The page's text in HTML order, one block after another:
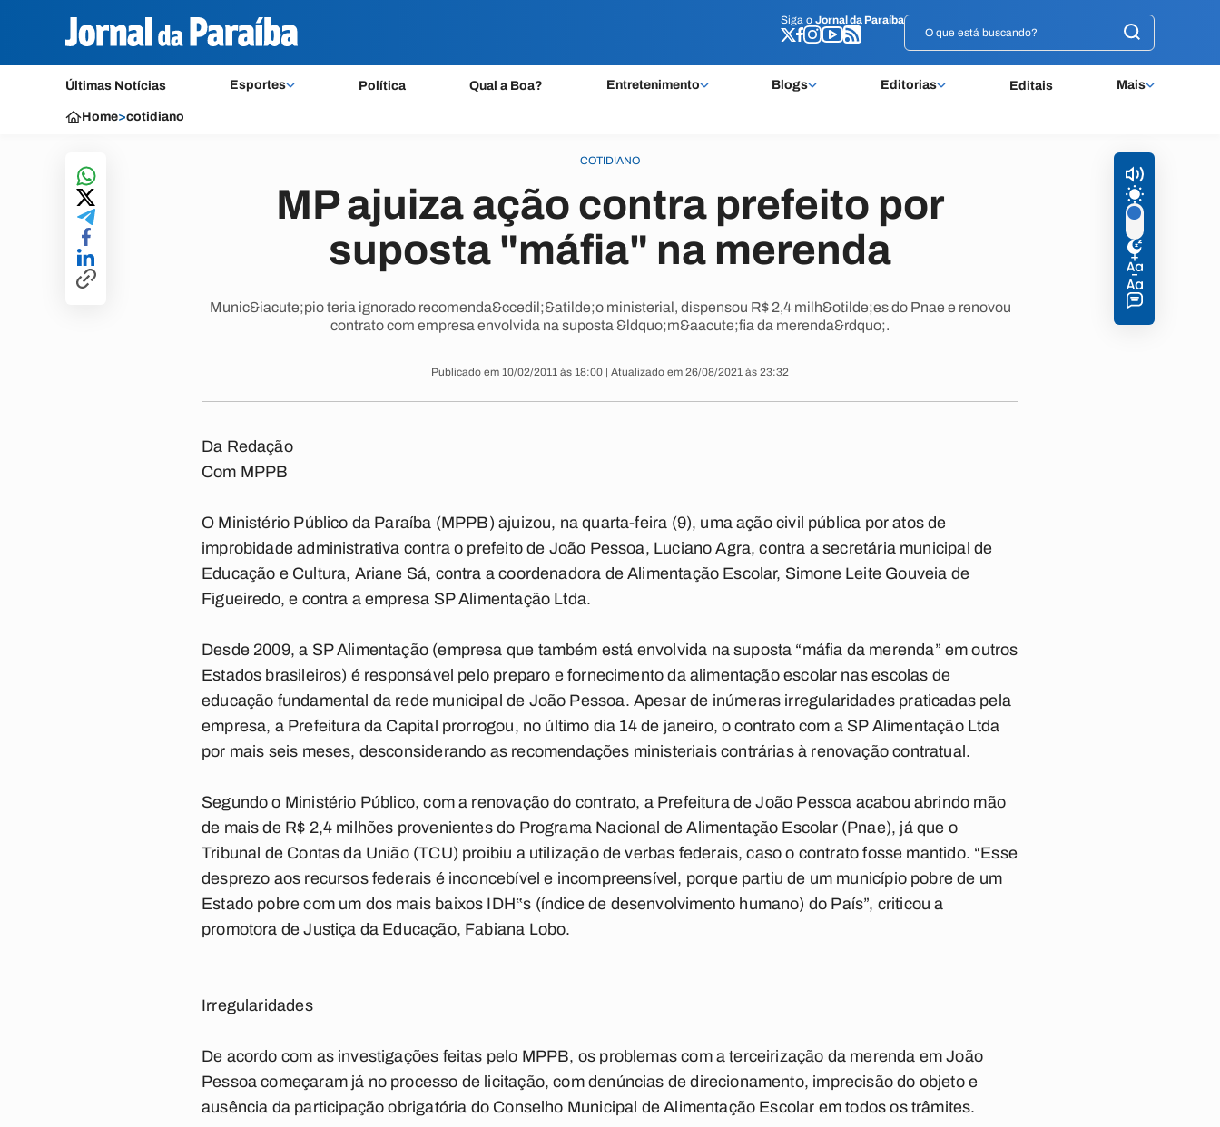
Siga o Jornal da Paraíba
Últimas Notícias Esportes Política Qual a Boa? Entretenimento Blogs Editorias Editais Mais
Siga o Jornal da Paraíba
Home>cotidiano
COTIDIANO
MP ajuiza ação contra prefeito por
suposta "máfia" na merenda
Munic&iacute;pio teria ignorado recomenda&ccedil;&atilde;o ministerial, dispensou R$ 2,4 milh&otilde;es do Pnae e renovou
contrato com empresa envolvida na suposta &ldquo;m&aacute;fia da merenda&rdquo;.
Publicado em 10/02/2011 às 18:00 | Atualizado em 26/08/2021 às 23:32
Da Redação
Com MPPB
O Ministério Público da Paraíba (MPPB) ajuizou, na quarta-feira (9), uma ação civil pública por atos de
improbidade administrativa contra o prefeito de João Pessoa, Luciano Agra, contra a secretária municipal de
Educação e Cultura, Ariane Sá, contra a coordenadora de Alimentação Escolar, Simone Leite Gouveia de
Figueiredo, e contra a empresa SP Alimentação Ltda.
Desde 2009, a SP Alimentação (empresa que também está envolvida na suposta “máfia da merenda” em outros
Estados brasileiros) é responsável pelo preparo e fornecimento da alimentação escolar nas escolas de
educação fundamental da rede municipal de João Pessoa. Apesar de inúmeras irregularidades praticadas pela
empresa, a Prefeitura da Capital prorrogou, no último dia 14 de janeiro, o contrato com a SP Alimentação Ltda
por mais seis meses, desconsiderando as recomendações ministeriais contrárias à renovação contratual.
Segundo o Ministério Público, com a renovação do contrato, a Prefeitura de João Pessoa acabou abrindo mão
de mais de R$ 2,4 milhões provenientes do Programa Nacional de Alimentação Escolar (Pnae), já que o
Tribunal de Contas da União (TCU) proibiu a utilização de verbas federais, caso o contrato fosse mantido. “Esse
desprezo aos recursos federais é inconcebível e incompreensível, porque partiu de um município pobre de um
Estado pobre com um dos mais baixos IDH‟s (índice de desenvolvimento humano) do País”, criticou a
promotora de Justiça da Educação, Fabiana Lobo.
Irregularidades
De acordo com as investigações feitas pelo MPPB, os problemas com a terceirização da merenda em João
Pessoa começaram já no processo de licitação, com denúncias de direcionamento, imprecisão do objeto e
ausência da participação obrigatória do Conselho Municipal de Alimentação Escolar em todos os trâmites.